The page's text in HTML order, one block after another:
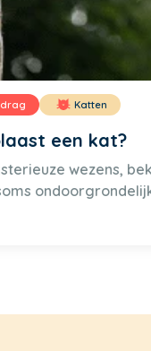
Katten
een kat?
wezens,